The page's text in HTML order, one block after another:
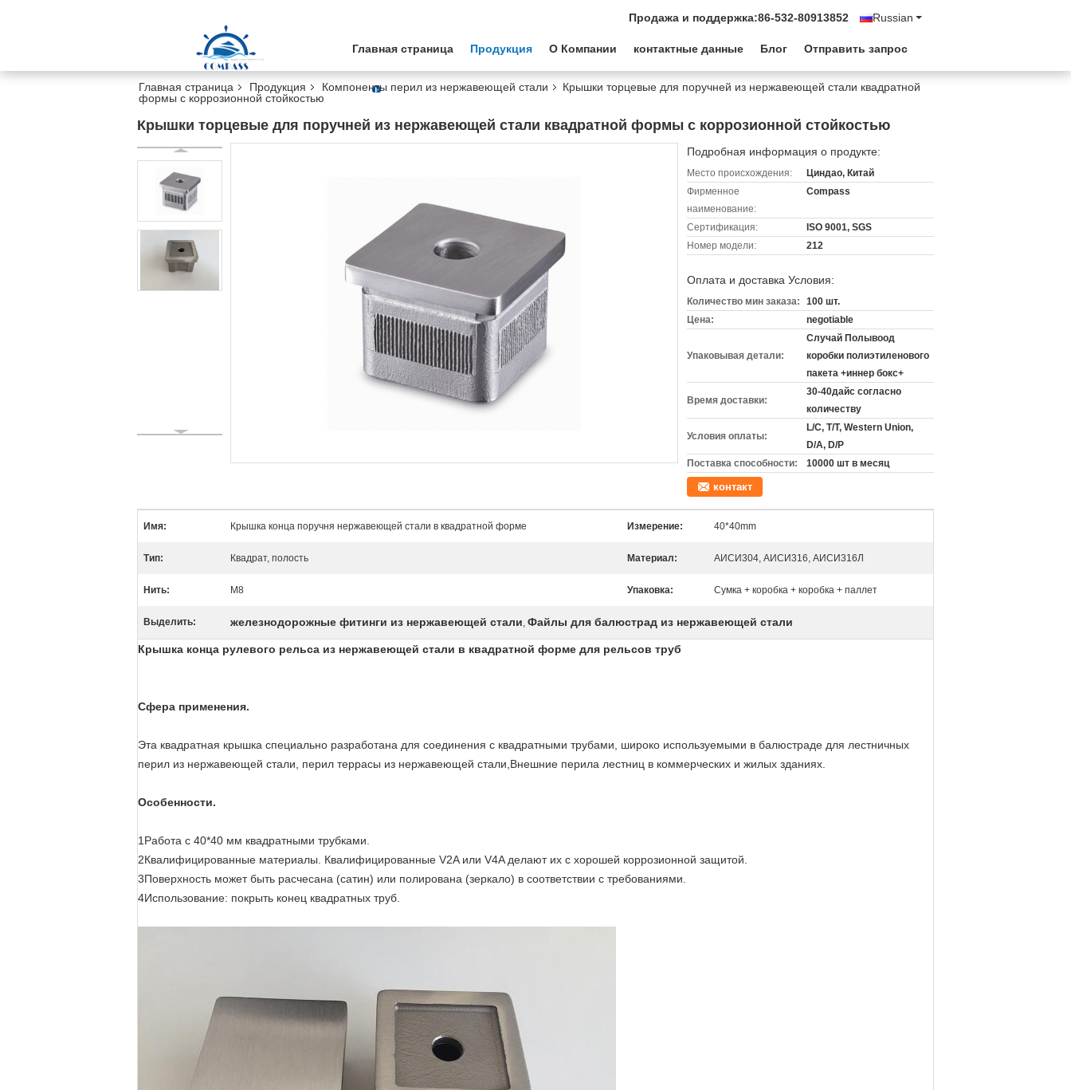
Russian
Продажа и поддержка:86-532-80913852
Главная страница Продукция О Компании контактные данные Блог Отправить запрос
Главная страница Продукция Компоненты перил из нержавеющей стали
Крышки торцевые для поручней из нержавеющей стали квадратной
формы с коррозионной стойкостью
Крышки торцевые для поручней из нержавеющей стали квадратной формы с коррозионной стойкостью
Подробная информация о продукте:
Место происхождения:
Циндао, Китай
Фирменное
наименование:
Compass
Сертификация:
ISO 9001, SGS
Номер модели:
212
Оплата и доставка Условия:
Количество мин заказа:
100 шт.
Цена:
negotiable
Упаковывая детали:
Случай Полывоод
коробки полиэтиленового
пакета +иннер бокс+
Время доставки:
30-40дайс согласно
количеству
Условия оплаты:
L/C, T/T, Western Union,
D/A, D/P
Поставка способности:
10000 шт в месяц
контакт
Имя: Крышка конца поручня нержавеющей стали в квадратной форме Измерение: 40*40mm
Тип: Квадрат, полость Материал: АИСИ304, АИСИ316, АИСИ316Л
Нить: М8 Упаковка: Сумка + коробка + коробка + паллет
Выделить: железнодорожные фитинги из нержавеющей стали, Файлы для балюстрад из нержавеющей стали
Крышка конца рулевого рельса из нержавеющей стали в квадратной форме для рельсов труб
Сфера применения.
Эта квадратная крышка специально разработана для соединения с квадратными трубами, широко используемыми в балюстраде для лестничных
перил из нержавеющей стали, перил террасы из нержавеющей стали,Внешние перила лестниц в коммерческих и жилых зданиях.
Особенности.
1Работа с 40*40 мм квадратными трубками.
2Квалифицированные материалы. Квалифицированные V2A или V4A делают их с хорошей коррозионной защитой.
3Поверхность может быть расчесана (сатин) или полирована (зеркало) в соответствии с требованиями.
4Использование: покрыть конец квадратных труб.